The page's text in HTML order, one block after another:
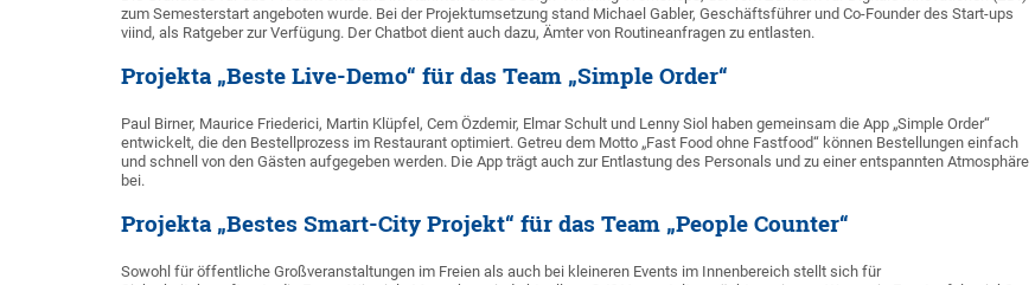
zum Semesterstart angeboten wurde. Bei der Projektumsetzung stand Michael Gabler, Geschäftsführer und Co-Founder des Start-ups
viind, als Ratgeber zur Verfügung. Der Chatbot dient auch dazu, Ämter von Routineanfragen zu entlasten.
Projekta „Beste Live-Demo“ für das Team „Simple Order“
Paul Birner, Maurice Friederici, Martin Klüpfel, Cem Özdemir, Elmar Schult und Lenny Siol haben gemeinsam die App „Simple Order“
entwickelt, die den Bestellprozess im Restaurant optimiert. Getreu dem Motto „Fast Food ohne Fastfood“ können Bestellungen einfach
und schnell von den Gästen aufgegeben werden. Die App trägt auch zur Entlastung des Personals und zu einer entspannten Atmosphäre
bei.
Projekta „Bestes Smart-City Projekt“ für das Team „People Counter“
Sowohl für öffentliche Großveranstaltungen im Freien als auch bei kleineren Events im Innenbereich stellt sich für